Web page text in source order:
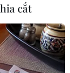
cắt